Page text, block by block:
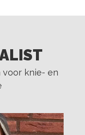
voor knie- en